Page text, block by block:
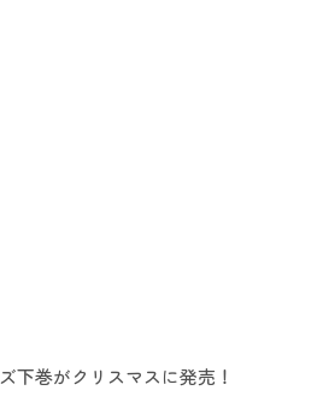
下巻がクリスマスに発売！